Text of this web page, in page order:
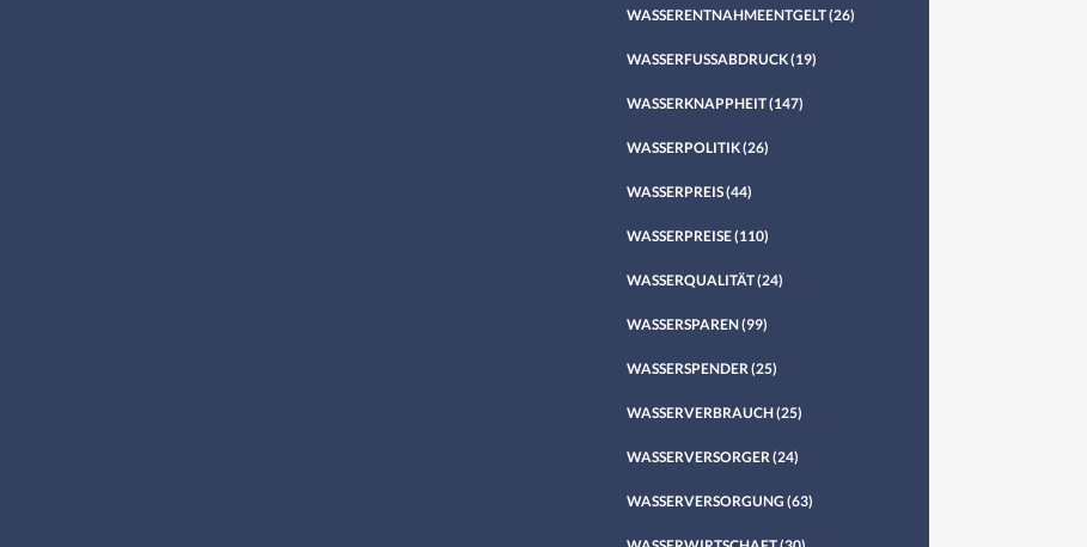
WASSERENTNAHMEENTGELT(26)
WASSERFUSSABDRUCK(19)
WASSERKNAPPHEIT(147)
WASSERPOLITIK(26)
WASSERPREIS(44)
WASSERPREISE(110)
WASSERQUALITÄT(24)
WASSERSPAREN(99)
WASSERSPENDER (25)
WASSERVERBRAUCH(25)
WASSERVERSORGER (24)
WASSERVERSORGUNG (63)